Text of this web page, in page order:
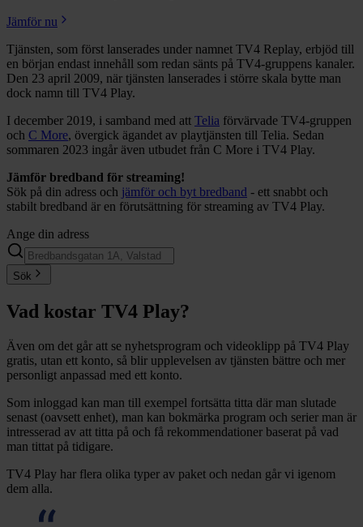
Jämför nu
Tjänsten, som först lanserades under namnet TV4 Replay, erbjöd till
en början endast innehåll som redan sänts på TV4-gruppens kanaler.
Den 23 april 2009, när tjänsten lanserades i större skala bytte man
dock namn till TV4 Play.
I december 2019, i samband med att Telia förvärvade TV4-gruppen
och C More, övergick ägandet av playtjänsten till Telia. Sedan
sommaren 2023 ingår även utbudet från C More i TV4 Play.
Jämför bredband för streaming!
Sök på din adress och jämför och byt bredband - ett snabbt och
stabilt bredband är en förutsättning för streaming av TV4 Play.
Ange din adress
Sök
Vad kostar TV4 Play?
Även om det går att se nyhetsprogram och videoklipp på TV4 Play
gratis, utan ett konto, så blir upplevelsen av tjänsten bättre och mer
personligt anpassad med ett konto.
Som inloggad kan man till exempel fortsätta titta där man slutade
senast (oavsett enhet), man kan bokmärka program och serier man är
intresserad av att titta på och få rekommendationer baserat på vad
man tittat på tidigare.
TV4 Play har flera olika typer av paket och nedan går vi igenom
dem alla.